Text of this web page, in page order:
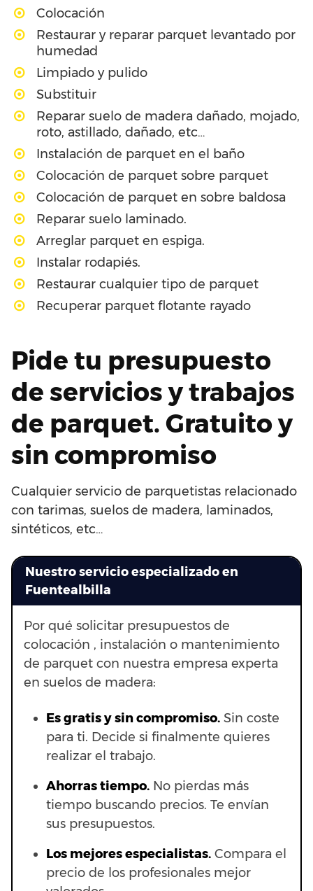
Colocación
Restaurar y reparar parquet levantado por
humedad
Limpiado y pulido
Substituir
Reparar suelo de madera dañado, mojado,
roto, astillado, dañado, etc…
Instalación de parquet en el baño
Colocación de parquet sobre parquet
Colocación de parquet en sobre baldosa
Reparar suelo laminado.
Arreglar parquet en espiga.
Instalar rodapiés.
Restaurar cualquier tipo de parquet
Recuperar parquet flotante rayado
Pide tu presupuesto
de servicios y trabajos
de parquet. Gratuito y
sin compromiso
Cualquier servicio de parquetistas relacionado
con tarimas, suelos de madera, laminados,
sintéticos, etc…
Nuestro servicio especializado en
Fuentealbilla
Por qué solicitar presupuestos de
colocación , instalación o mantenimiento
de parquet con nuestra empresa experta
en suelos de madera:
Es gratis y sin compromiso. Sin coste
para ti. Decide si finalmente quieres
realizar el trabajo.
Ahorras tiempo. No pierdas más
tiempo buscando precios. Te envían
sus presupuestos.
Los mejores especialistas. Compara el
precio de los profesionales mejor